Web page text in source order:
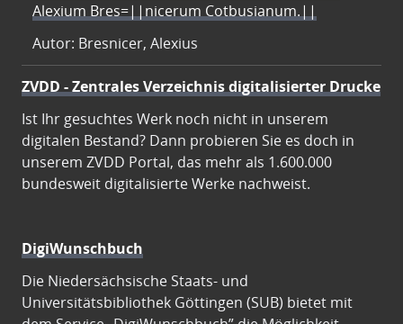
Alexium Bres=||nicerum Cotbusianum.||
Autor: Bresnicer, Alexius
ZVDD - Zentrales Verzeichnis digitalisierter Drucke
Ist Ihr gesuchtes Werk noch nicht in unserem
digitalen Bestand? Dann probieren Sie es doch in
unserem ZVDD Portal, das mehr als 1.600.000
bundesweit digitalisierte Werke nachweist.
DigiWunschbuch
Die Niedersächsische Staats- und
Universitätsbibliothek Göttingen (SUB) bietet mit